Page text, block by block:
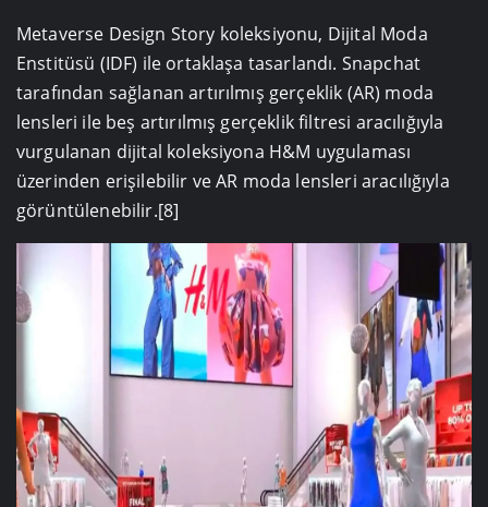
Metaverse Design Story koleksiyonu, Dijital Moda
Enstitüsü (IDF) ile ortaklaşa tasarlandı. Snapchat
tarafından sağlanan artırılmış gerçeklik (AR) moda
lensleri ile beş artırılmış gerçeklik filtresi aracılığıyla
vurgulanan dijital koleksiyona H&M uygulaması
üzerinden erişilebilir ve AR moda lensleri aracılığıyla
görüntülenebilir.[8]